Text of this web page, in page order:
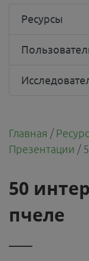
Ресурсы
Главная /
Презентации /
50
пчеле